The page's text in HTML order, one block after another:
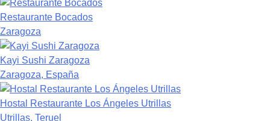
Restaurante Bocados
Zaragoza
Kayi Sushi Zaragoza
Zaragoza, España
Hostal Restaurante Los Ángeles Utrillas
Utrillas, Teruel